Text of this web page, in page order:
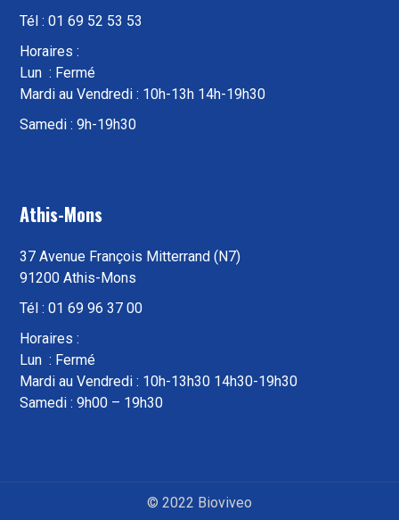
Tél : 01 69 52 53 53
Horaires :
Lun : Fermé
Mardi au Vendredi : 10h-13h 14h-19h30
Samedi : 9h-19h30
Athis-Mons
37 Avenue François Mitterrand (N7)
91200 Athis-Mons
Tél : 01 69 96 37 00
Horaires :
Lun : Fermé
Mardi au Vendredi : 10h-13h30 14h30-19h30
Samedi : 9h00 – 19h30
© 2022 Bioviveo